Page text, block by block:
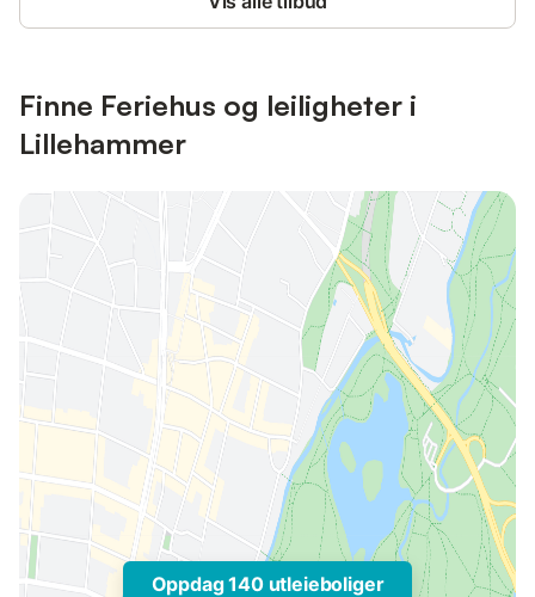
Finne Feriehus og leiligheter i
Lillehammer
Oppdag 140 utleieboliger